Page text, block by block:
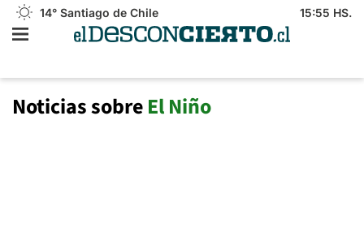
14° Santiago de Chile 15:55 HS.
Noticias sobreEl Niño